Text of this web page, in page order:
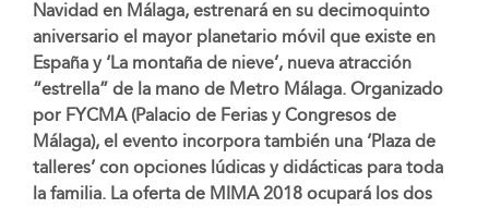
Navidad en Málaga, estrenará en su decimoquinto
aniversario el mayor planetario móvil que existe en
España y ‘La montaña de nieve’, nueva atracción
“estrella” de la mano de Metro Málaga. Organizado
por FYCMA (Palacio de Ferias y Congresos de
Málaga), el evento incorpora también una ‘Plaza de
talleres’ con opciones lúdicas y didácticas para toda
la familia. La oferta de MIMA 2018 ocupará los dos